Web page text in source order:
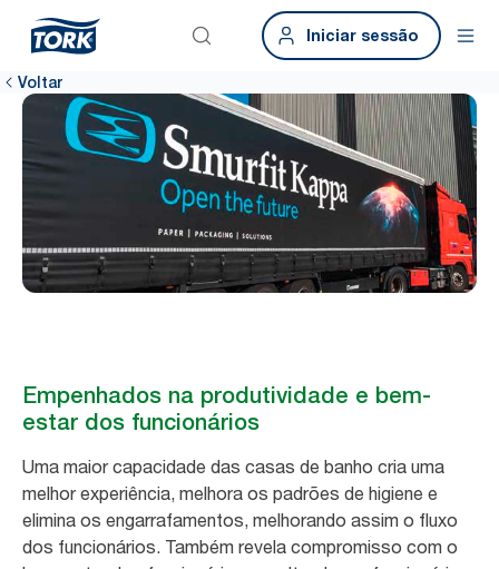
Iniciar sessão
Voltar
Empenhados na produtividade e bem-
estar dos funcionários
Uma maior capacidade das casas de banho cria uma
melhor experiência, melhora os padrões de higiene e
elimina os engarrafamentos, melhorando assim o fluxo
dos funcionários. Também revela compromisso com o